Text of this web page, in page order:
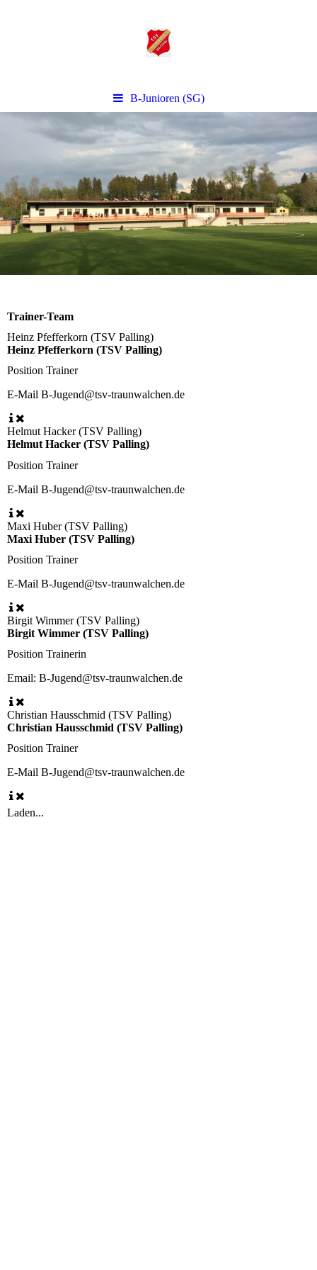
B-Junioren (SG)
Trainer-Team
Heinz Pfefferkorn (TSV Palling)
Heinz Pfefferkorn (TSV Palling)
Position Trainer
E-Mail B-Jugend@tsv-traunwalchen.de
Helmut Hacker (TSV Palling)
Helmut Hacker (TSV Palling)
Position Trainer
E-Mail B-Jugend@tsv-traunwalchen.de
Maxi Huber (TSV Palling)
Maxi Huber (TSV Palling)
Position Trainer
E-Mail B-Jugend@tsv-traunwalchen.de
Birgit Wimmer (TSV Palling)
Birgit Wimmer (TSV Palling)
Position Trainerin
Email: B-Jugend@tsv-traunwalchen.de
Christian Hausschmid (TSV Palling)
Christian Hausschmid (TSV Palling)
Position Trainer
E-Mail B-Jugend@tsv-traunwalchen.de